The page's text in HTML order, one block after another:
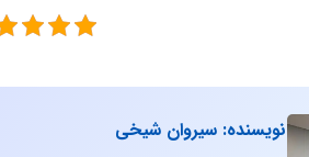
نویسنده: سیروان شیخی